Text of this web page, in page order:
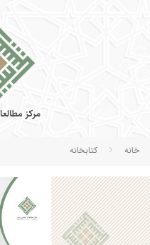
خانه كتابخانه